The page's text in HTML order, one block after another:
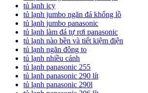
tủ lạnh icy
tủ lạnh jumbo ngăn đá khổng lồ
tủ lạnh jumbo panasonic
tủ lạnh làm đá tự rơi panasonic
tủ lạnh nào bền và tiết kiệm điện
tủ lạnh ngăn đông to
tủ lạnh nhiều cánh
tủ lạnh panasonic 255
tủ lạnh panasonic 290 lít
tủ lạnh panasonic 290l